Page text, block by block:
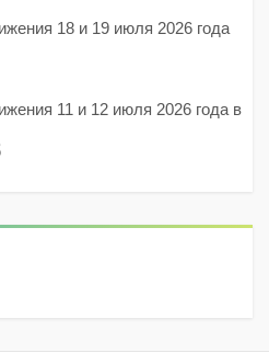
18 и 19 июля 2026 года
11 и 12 июля 2026 года в